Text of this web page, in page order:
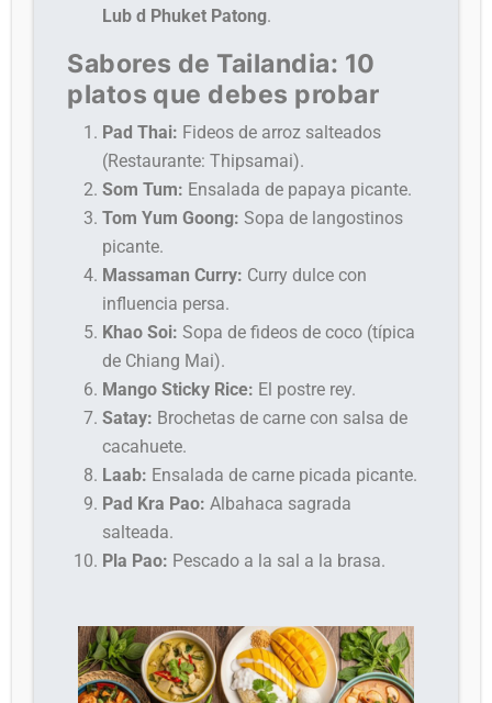
Lub d Phuket Patong.
Sabores de Tailandia: 10
platos que debes probar
Pad Thai: Fideos de arroz salteados
(Restaurante: Thipsamai).
Som Tum: Ensalada de papaya picante.
Tom Yum Goong: Sopa de langostinos
picante.
Massaman Curry: Curry dulce con
influencia persa.
Khao Soi: Sopa de fideos de coco (típica
de Chiang Mai).
Mango Sticky Rice: El postre rey.
Satay: Brochetas de carne con salsa de
cacahuete.
Laab: Ensalada de carne picada picante.
Pad Kra Pao: Albahaca sagrada
salteada.
Pla Pao: Pescado a la sal a la brasa.